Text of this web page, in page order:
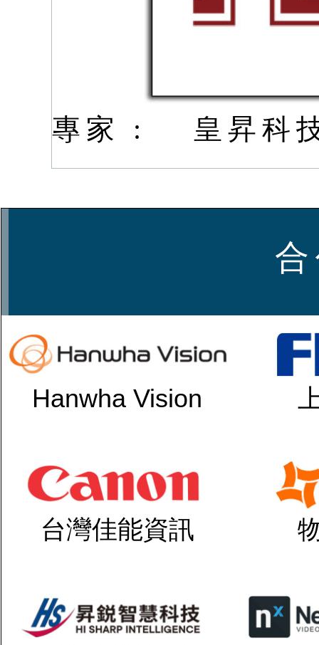
專家 : 皇昇科
合
Hanwha Vision
台灣佳能資訊